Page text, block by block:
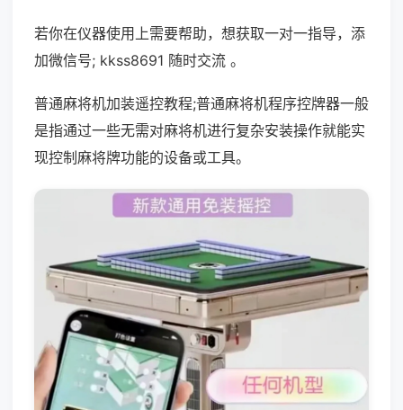
若你在仪器使用上需要帮助，想获取一对一指导，添
加微信号; kkss8691 随时交流 。
普通麻将机加装遥控教程;普通麻将机程序控牌器一般
是指通过一些无需对麻将机进行复杂安装操作就能实
现控制麻将牌功能的设备或工具。